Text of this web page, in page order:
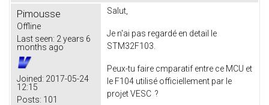
Pimousse
Offline
Last seen: 2 years 6
months ago
Joined: 2017-05-24
12:15
Posts: 101
Salut,
Je n'ai pas regardé en detail le
STM32F103.
Peux-tu faire cmparatif entre ce MCU et
le F104 utilisé officiellement par le
projet VESC ?